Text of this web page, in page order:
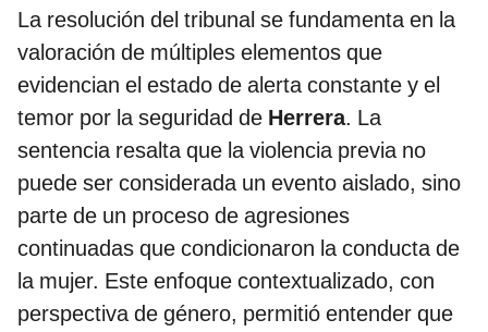
La resolución del tribunal se fundamenta en la
valoración de múltiples elementos que
evidencian el estado de alerta constante y el
temor por la seguridad de Herrera. La
sentencia resalta que la violencia previa no
puede ser considerada un evento aislado, sino
parte de un proceso de agresiones
continuadas que condicionaron la conducta de
la mujer. Este enfoque contextualizado, con
perspectiva de género, permitió entender que